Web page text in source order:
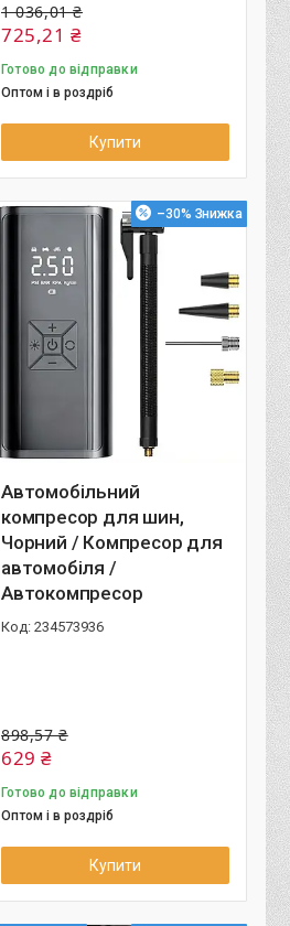
1 036,01 ₴
725,21 ₴
Готово до відправки
Оптом і в роздріб
Купити
–30%
Автомобільний
компресор для шин,
Чорний / Компресор для
автомобіля /
Автокомпресор
234573936
898,57 ₴
629 ₴
Готово до відправки
Оптом і в роздріб
Купити